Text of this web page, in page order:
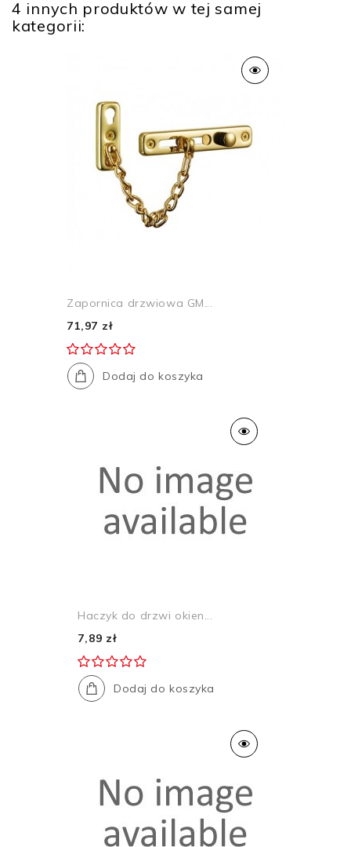
4 innych produktów w tej samej
kategorii:
Zapornica drzwiowa GM...
71,97 zł
Dodaj do koszyka
Haczyk do drzwi okien...
7,89 zł
Dodaj do koszyka